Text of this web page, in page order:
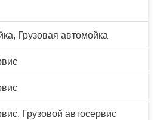
Грузовая автомойка
Грузовой автосервис